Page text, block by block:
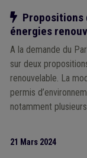
Notre action
Propositions
énergies
A la demande du
sur deux
renouvelable. La
permis
notamment
21 Mars 2024